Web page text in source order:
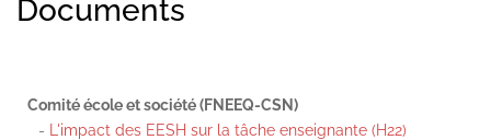
Documents
Comité école et société (FNEEQ-CSN)
-
L'impact des EESH sur la tâche enseignante (H22)